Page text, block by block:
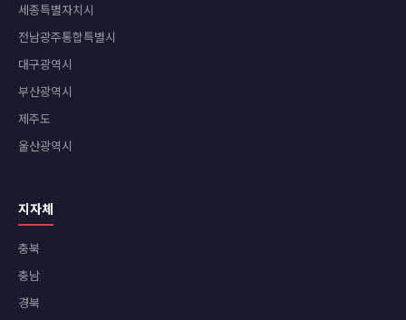
세종특별자치시
전남광주통합특별시
대구광역시
부산광역시
제주도
울산광역시
지자체
충북
충남
경북